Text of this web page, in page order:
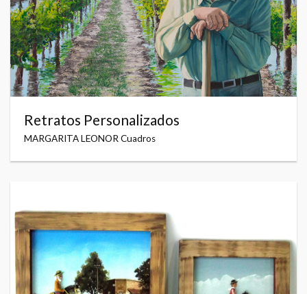
Retratos Personalizados
MARGARITA LEONOR Cuadros